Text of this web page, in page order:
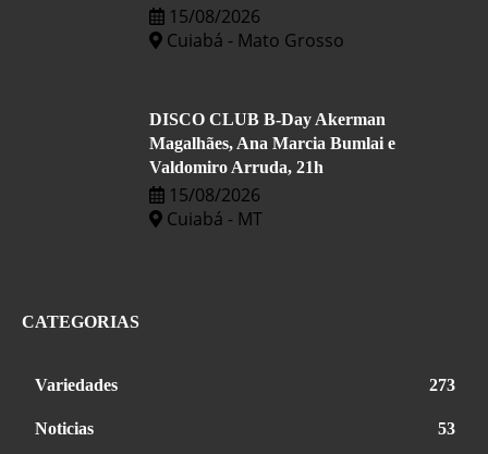
15/08/2026
Cuiabá - Mato Grosso
DISCO CLUB B-Day Akerman
Magalhães, Ana Marcia Bumlai e
Valdomiro Arruda, 21h
15/08/2026
Cuiabá - MT
CATEGORIAS
Variedades 273
Noticias 53